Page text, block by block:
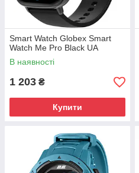
Smart Watch Globex Smart
Watch Me Pro Black UA
В наявності
1 203 ₴
Купити